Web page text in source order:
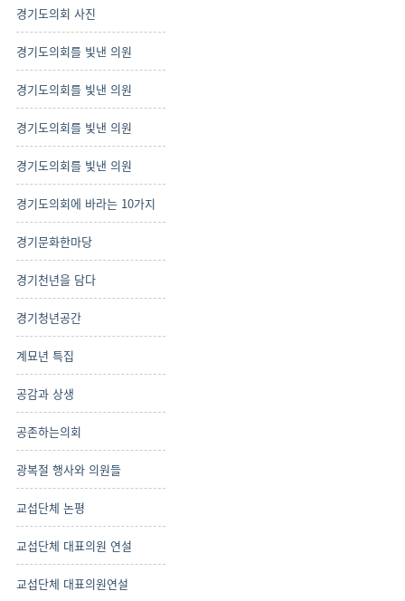
경기도의회 사진
경기도의회를 빛낸 의원
경기도의회를 빛낸 의원
경기도의회를 빛낸 의원
경기도의회를 빛낸 의원
경기도의회에 바라는 10가지
경기문화한마당
경기천년을 담다
경기청년공간
계묘년 특집
공감과 상생
공존하는의회
광복절 행사와 의원들
교섭단체 논평
교섭단체 대표의원 연설
교섭단체 대표의원연설